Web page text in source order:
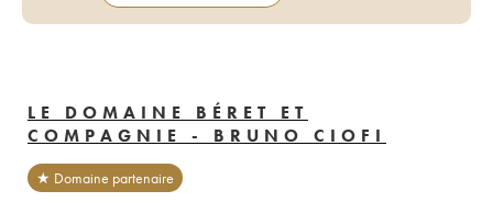
LE DOMAINE BÉRET ET
COMPAGNIE - BRUNO CIOFI
★ Domaine partenaire